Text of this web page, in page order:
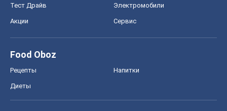
Тест Драйв Электромобили
Акции Сервис
Food Oboz
Рецепты Напитки
Диеты